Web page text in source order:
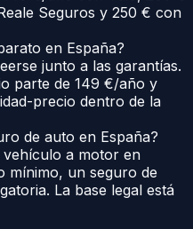
Seguros y 250 € con
en España?
junto a las garantías.
parte de 149 €/año y
precio dentro de la
de auto en España?
a motor en
mínimo, un seguro de
La base legal está